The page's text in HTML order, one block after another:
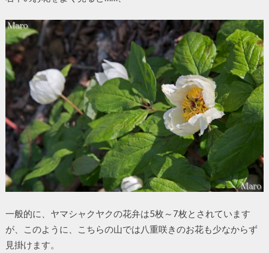
一般的に、ヤマシャクヤクの花弁は5枚～7枚とされています
が、このように、こちらの山では八重咲きのお花も少なからず
見掛けます。